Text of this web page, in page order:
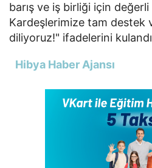
barış ve iş birliği için değerli
Kardeşlerimize tam destek
diliyoruz!" ifadelerini
Hibya Haber Ajansı